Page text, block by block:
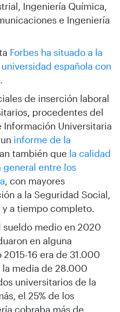
Ingeniería Química,
e Ingeniería
Forbes ha situado a la
española con
.
de inserción laboral
procedentes del
Universitaria
informe de la
también que la calidad
general entre los
, con mayores
a la Seguridad Social,
a tiempo completo.
sueldo medio en 2020
en alguna
16 era de 31.000
media de 28.000
universitarios de la
el 25% de los
cobraba más de